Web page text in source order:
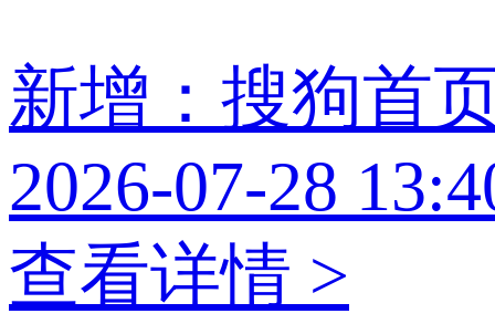
新增：搜狗首
2026-07-28
查看详情 >